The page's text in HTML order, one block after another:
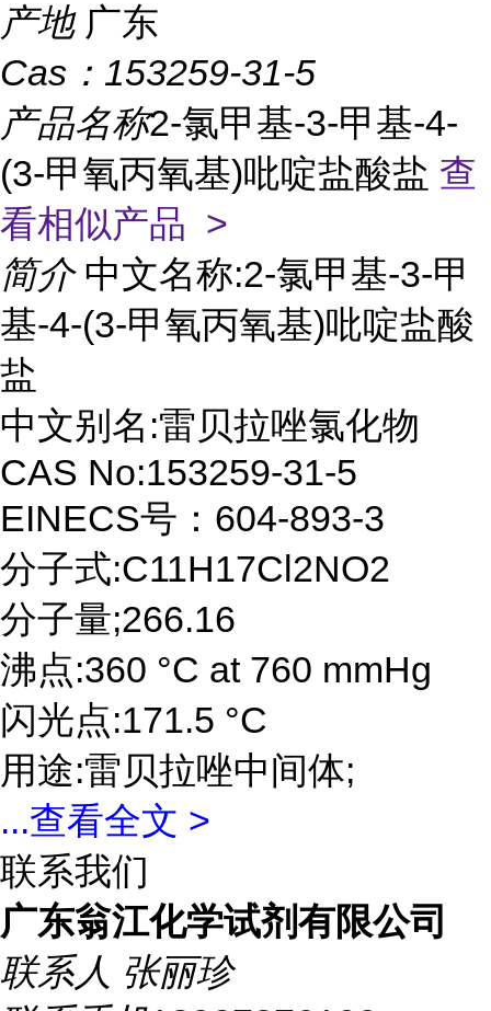
产地 广东
Cas： 153259-31-5
产品名称2-氯甲基-3-甲基-4-
(3-甲氧丙氧基)吡啶盐酸盐 查
看相似产品 >
简介 中文名称:2-氯甲基-3-甲
基-4-(3-甲氧丙氧基)吡啶盐酸
盐
中文别名:雷贝拉唑氯化物
CAS No:153259-31-5
EINECS号：604-893-3
分子式:C11H17Cl2NO2
分子量;266.16
沸点:360 °C at 760 mmHg
闪光点:171.5 °C
用途:雷贝拉唑中间体;
...查看全文 >
联系我们
广东翁江化学试剂有限公司
联系人 张丽珍